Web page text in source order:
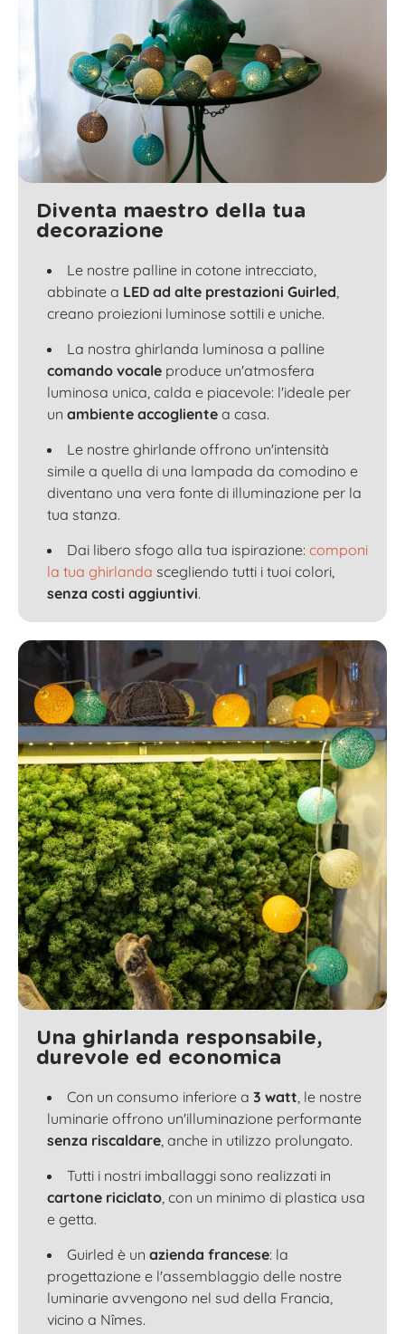
Diventa maestro della tua
decorazione
Le nostre palline in cotone intrecciato,
abbinate a LED ad alte prestazioni Guirled
creano proiezioni luminose sottili e uniche.
La nostra ghirlanda luminosa a palline
comando vocale produce un'atmosfera
luminosa unica, calda e piacevole: l'ideale per
un ambiente accogliente a casa.
Le nostre ghirlande offrono un'intensità
simile a quella di una lampada da comodino e
diventano una vera fonte di illuminazione per la
tua stanza.
Dai libero sfogo alla tua ispirazione: componi
la tua ghirlanda scegliendo tutti i tuoi colori,
senza costi aggiuntivi.
Una ghirlanda responsabile,
durevole ed economica
Con un consumo inferiore a 3 watt , le nostre
luminarie offrono un'illuminazione performante
senza riscaldare , anche in utilizzo prolungato.
Tutti i nostri imballaggi sono realizzati in
cartone riciclato , con un minimo di plastica usa
e getta.
Guirled è un azienda francese: la
progettazione e l'assemblaggio delle nostre
luminarie avvengono nel sud della Francia,
vicino a Nîmes.